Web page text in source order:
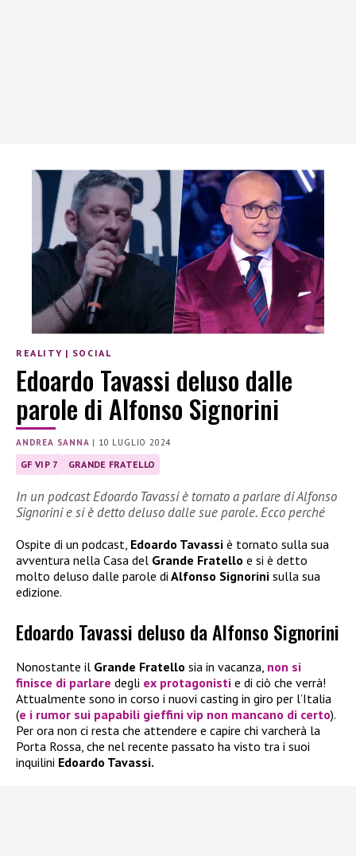
REALITY | SOCIAL
Edoardo Tavassi deluso dalle
parole di Alfonso Signorini
ANDREA SANNA | 10 LUGLIO 2024
GF VIP 7 GRANDE FRATELLO
In un podcast Edoardo Tavassi è tornato a parlare di Alfonso
Signorini e si è detto deluso dalle sue parole. Ecco perché
Ospite di un podcast, Edoardo Tavassi è tornato sulla sua
avventura nella Casa del Grande Fratello e si è detto
molto deluso dalle parole di Alfonso Signorini sulla sua
edizione.
Edoardo Tavassi deluso da Alfonso Signorini
Nonostante il Grande Fratello sia in vacanza, non si
finisce di parlare degli ex protagonisti e di ciò che verrà!
Attualmente sono in corso i nuovi casting in giro per l’Italia
(e i rumor sui papabili gieffini vip non mancano di certo).
Per ora non ci resta che attendere e capire chi varcherà la
Porta Rossa, che nel recente passato ha visto tra i suoi
inquilini Edoardo Tavassi.